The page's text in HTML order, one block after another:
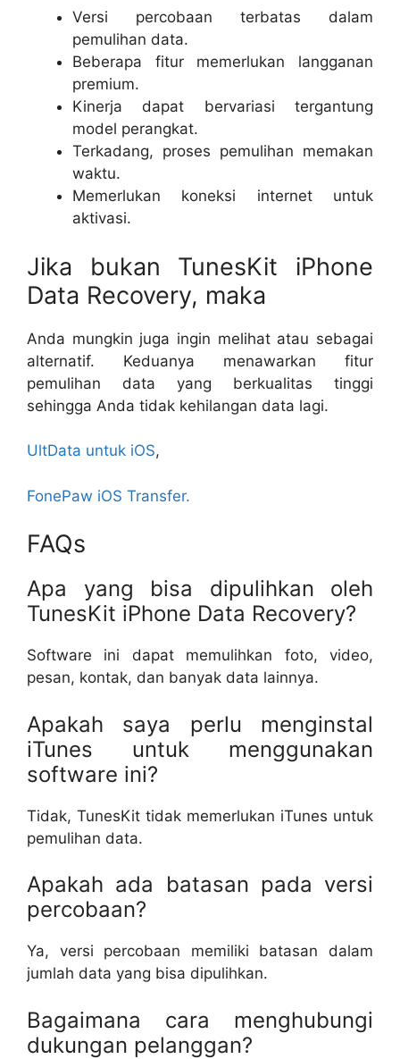
Versi percobaan terbatas dalam
pemulihan data.
Beberapa fitur memerlukan langganan
premium.
Kinerja dapat bervariasi tergantung
model perangkat.
Terkadang, proses pemulihan memakan
waktu.
Memerlukan koneksi internet untuk
aktivasi.
Jika bukan TunesKit iPhone
Data Recovery, maka
Anda mungkin juga ingin melihat atau sebagai
alternatif. Keduanya menawarkan fitur
pemulihan data yang berkualitas tinggi
sehingga Anda tidak kehilangan data lagi.
UltData untuk iOS,
FonePaw iOS Transfer.
FAQs
Apa yang bisa dipulihkan oleh
TunesKit iPhone Data Recovery?
Software ini dapat memulihkan foto, video,
pesan, kontak, dan banyak data lainnya.
Apakah saya perlu menginstal
iTunes untuk menggunakan
software ini?
Tidak, TunesKit tidak memerlukan iTunes untuk
pemulihan data.
Apakah ada batasan pada versi
percobaan?
Ya, versi percobaan memiliki batasan dalam
jumlah data yang bisa dipulihkan.
Bagaimana cara menghubungi
dukungan pelanggan?